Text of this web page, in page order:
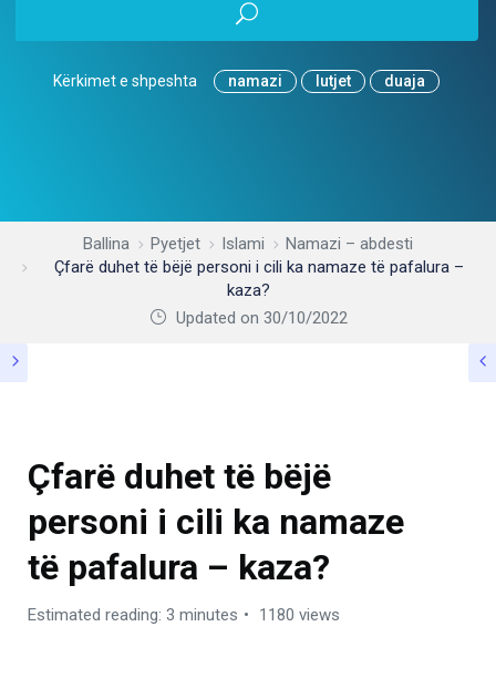
Kërkimet e shpeshta namazi lutjet duaja
Ballina Pyetjet Islami
Namazi – abdesti
Çfarë duhet të bëjë personi i cili ka namaze të pafalura –
kaza?
Updated on 30/10/2022
Çfarë duhet të bëjë
personi i cili ka namaze
të pafalura – kaza?
Estimated reading: 3 minutes 1180 views